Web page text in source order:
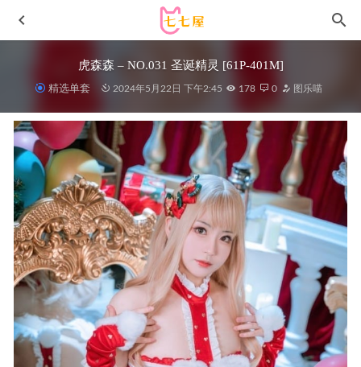
虎森森 – NO.031 圣诞精灵 [61P-401M]
精选单套 2024年5月22日 下午2:45 178 0 图乐喵
[Xiuren秀人网]2025.05.14 NO.10276 小翩翩[67+1P/630MB]
2025-12-04
嗲囡囡 – 2015.10.15 VOL.008 傅诗瑤SIRI[44+1P351M]
2022-11-07
许岚LAN – NO.25 放学回家 [31P-458MB] 2023-07-09
安食Ajiki – NO.12 碧蓝航线 大凤 JK[40P-279MB] 2025-06-
19